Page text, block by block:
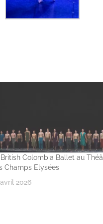
British Colombia Ballet au
Champs Elysées
2026